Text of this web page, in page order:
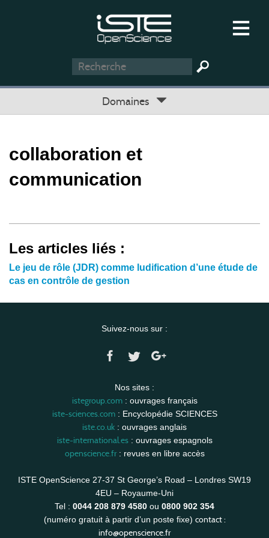
Domaines
collaboration et
communication
Les articles liés :
Le jeu de rôle (JDR) comme ludification d’une étude de
cas en contrôle de gestion
Suivez-nous sur :
Nos sites :
istegroup.com: ouvrages français
iste-sciences.com: Encyclopédie SCIENCES
iste.co.uk : ouvrages anglais
iste-international.es: ouvrages espagnols
openscience.fr: revues en libre accès
ISTE OpenScience 27-37 St George’s Road – Londres SW19
4EU – Royaume-Uni
Tel : 0044 208 879 4580 ou 0800 902 354
(numéro gratuit à partir d’un poste fixe) contact :
info@openscience.fr